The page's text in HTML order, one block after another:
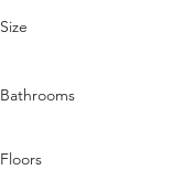
Size
Bathrooms
Floors